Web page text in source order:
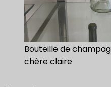
Bouteille de
chère claire